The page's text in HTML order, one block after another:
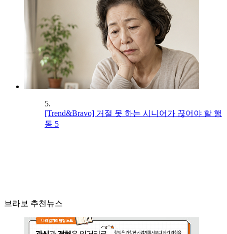
5.
[Trend&Bravo] 거절 못 하는 시니어가 끊어야 할 행
동 5
브라보 추천뉴스